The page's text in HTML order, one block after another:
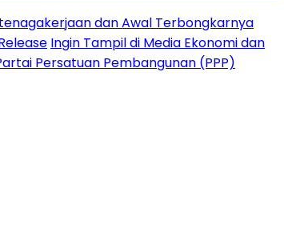
dan Awal Terbongkarnya
Ingin Tampil di Media Ekonomi dan
Persatuan Pembangunan (PPP)